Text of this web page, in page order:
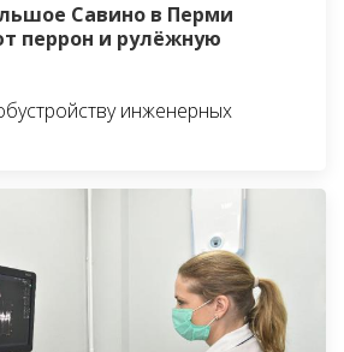
Савино в Перми
перрон и рулёжную
инженерных